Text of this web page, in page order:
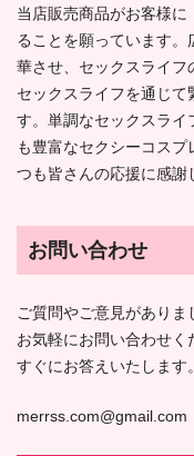
当店販売商品がお客様
ることを願っています
華させ、セックスライフ
セックスライフを通じて
す。単調なセックスライ
も豊富なセクシーコス
つも皆さんの応援に感謝
お問い合わせ
ご質問やご意見がありま
お気軽にお問い合わせく
すぐにお答えいたします。
merrss.com@gmail.com